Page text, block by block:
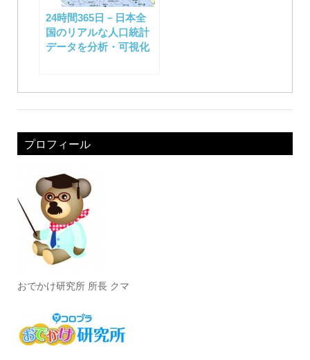
24時間365日－日本全
国のリアルな人口統計
データを分析・可視化
プロフィール
おでかけ研究所 所長 クマ